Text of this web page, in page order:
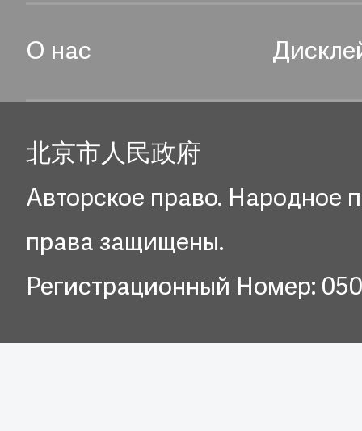
О нас
北京市人民政府
Авторское право. Народное
права защищены.
Регистрационный Номер: